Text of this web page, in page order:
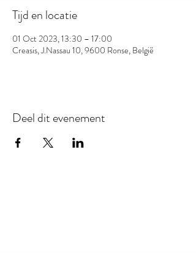
Tijd en locatie
01 Oct 2023, 13:30 – 17:00
Creasis, J.Nassau 10, 9600 Ronse, België
Deel dit evenement